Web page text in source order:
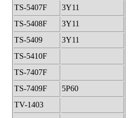
TS-5407F
3Y11
TS-5408F
3Y11
TS-5409
3Y11
TS-5410F
TS-7407F
TS-7409F
5P60
TV-1403